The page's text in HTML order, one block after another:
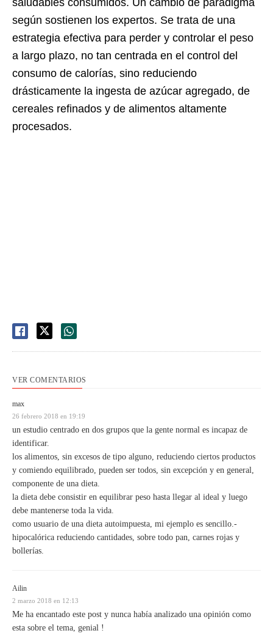
saludables consumidos. Un cambio de paradigma
según sostienen los expertos. Se trata de una
estrategia efectiva para perder y controlar el peso
a largo plazo, no tan centrada en el control del
consumo de calorías, sino reduciendo
drásticamente la ingesta de azúcar agregado, de
cereales refinados y de alimentos altamente
procesados.
VER COMENTARIOS
max
26 febrero 2018 en 19:19
un estudio centrado en dos grupos que la gente normal es incapaz de
identificar.
los alimentos, sin excesos de tipo alguno, reduciendo ciertos productos
y comiendo equilibrado, pueden ser todos, sin excepción y en general,
componente de una dieta.
la dieta debe consistir en equilibrar peso hasta llegar al ideal y luego
debe mantenerse toda la vida.
como usuario de una dieta autoimpuesta, mi ejemplo es sencillo.-
hipocalórica reduciendo cantidades, sobre todo pan, carnes rojas y
bollerías.
Ailin
2 marzo 2018 en 12:13
Me ha encantado este post y nunca había analizado una opinión como
esta sobre el tema, genial !